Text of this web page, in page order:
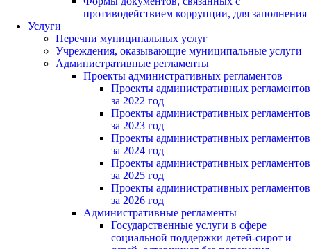
противодействием коррупции, для заполнения
Услуги
Перечни муниципальных услуг
Учреждения, оказывающие муниципальные услуги
Административные регламенты
Проекты административных регламентов
Проекты административных регламентов
за 2022 год
Проекты административных регламентов
за 2023 год
Проекты административных регламентов
за 2024 год
Проекты административных регламентов
за 2025 год
Проекты административных регламентов
за 2026 год
Административные регламенты
Государственные услуги в сфере
социальной поддержки детей-сирот и